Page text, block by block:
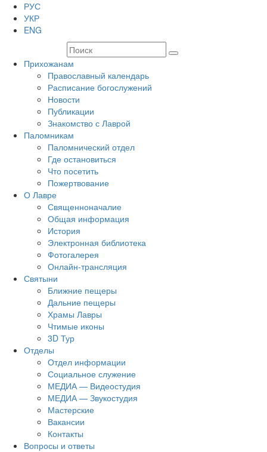
РУС
УКР
ENG
Прихожанам
Православный календарь
Расписание богослужений
Новости
Публикации
Знакомство с Лаврой
Паломникам
Паломнический отдел
Где остановиться
Что посетить
Пожертвование
О Лавре
Священноначалие
Общая информация
История
Электронная библиотека
Фотогалерея
Онлайн-трансляция
Святыни
Ближние пещеры
Дальние пещеры
Храмы Лавры
Чтимые иконы
3D Тур
Отделы
Отдел информации
Социальное служение
МЕДИА — Видеостудия
МЕДИА — Звукостудия
Мастерские
Вакансии
Контакты
Вопросы и ответы